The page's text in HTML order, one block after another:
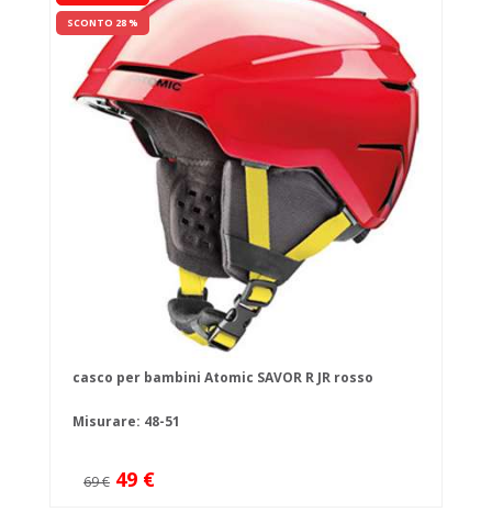
SCONTO 28 %
casco per bambini Atomic SAVOR R JR rosso
Misurare: 48-51
69 € 49 €